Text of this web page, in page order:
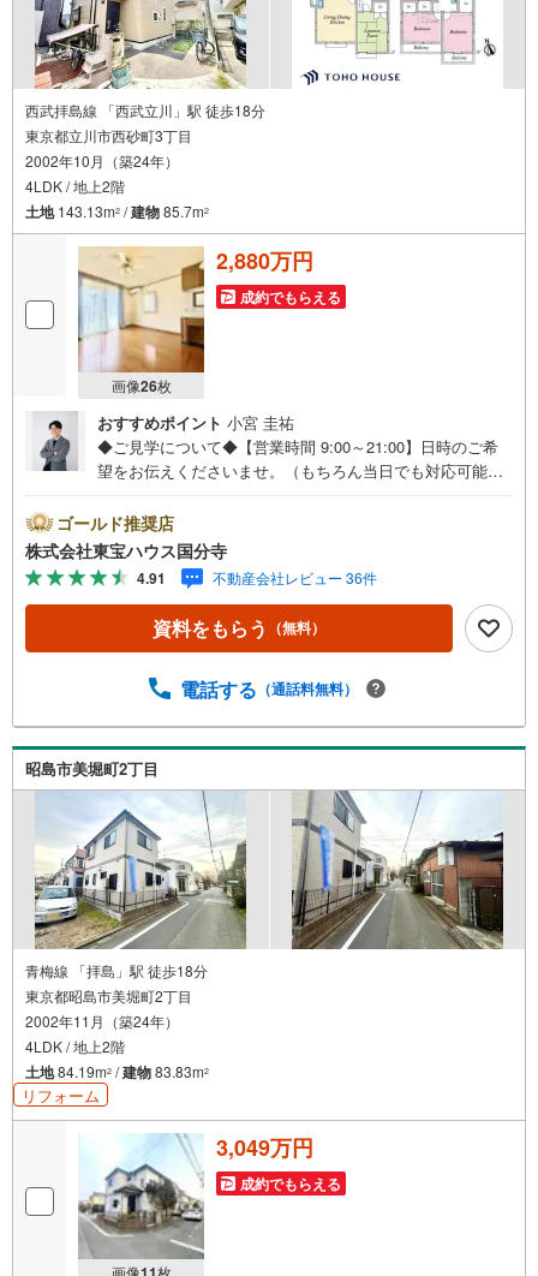
西武拝島線 「西武立川」駅 徒歩18分
東京都立川市西砂町3丁目
2002年10月（築24年）
4LDK / 地上2階
土地143.13m2 /建物85.7m2
画像26枚
2,880万円
成約でもらえる
おすすめポイント 小宮 圭祐
◆ご見学について◆【営業時間 9:00～21:00】日時のご希
望をお伝えくださいませ。（もちろん当日でも対応可能で
のご連絡をおすすめいたします。「室内・現地を見学す
る」ボタンよりご予約いただくと、スムーズにご案内可能
です。事前に鍵の手配や内覧準備が必要な場合がございま
すのでご了承ください。◆TOHO HOUSE CLUB◆弊社で売
買いただいたお客様はTOHO HOUSE CLUBにご加入いただ
けます。10～20、30年後のリフォーム、保険やローンの見
ご提供いたします。◆FPによるライフサポート◆専属ファ
運用・相続など幅広くアドバイスいたします。ご契約前後
を問わず、安心してご利用いただけます。◆安心の環境◆
無料駐車場、キッズスペースを完備し、ご家族でのご来店
も安心です。の体制で皆様の住まい探しをサポートいたし
ます。
ゴールド推奨店
株式会社東宝ハウス国分寺
4.91 不動産会社レビュー 36件
資料をもらう （無料）
電話する （通話料無料）
昭島市美堀町2丁目
青梅線 「拝島」駅 徒歩18分
東京都昭島市美堀町2丁目
2002年11月（築24年）
4LDK / 地上2階
土地84.19m2 /建物83.83m2
リフォーム
画像 枚
3,049万円
成約でもらえる